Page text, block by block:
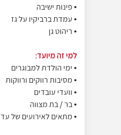
• פינות ישיבה
• עמדת ברביקיו על גז
• ריהוט גן
למי זה מיועד:
• ימי הולדת למבוגרים
• מסיבות רווקים ורווקות
• וועדי עובדים
• בר / בת מצווה
• מתאים לאירועים של עד 60 איש